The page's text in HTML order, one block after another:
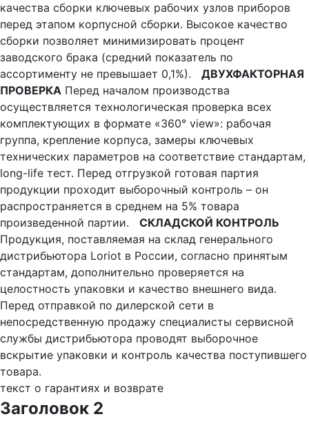
качества сборки ключевых рабочих узлов приборов
перед этапом корпусной сборки. Высокое качество
сборки позволяет минимизировать процент
заводского брака (средний показатель по
ассортименту не превышает 0,1%). ДВУХФАКТОРНАЯ
ПРОВЕРКА Перед началом производства
осуществляется технологическая проверка всех
комплектующих в формате «360° view»: рабочая
группа, крепление корпуса, замеры ключевых
технических параметров на соответствие стандартам,
long-life тест. Перед отгрузкой готовая партия
продукции проходит выборочный контроль – он
распространяется в среднем на 5% товара
произведенной партии. СКЛАДСКОЙ КОНТРОЛЬ
Продукция, поставляемая на склад генерального
дистрибьютора Loriot в России, согласно принятым
стандартам, дополнительно проверяется на
целостность упаковки и качество внешнего вида.
Перед отправкой по дилерской сети в
непосредственную продажу специалисты сервисной
службы дистрибьютора проводят выборочное
вскрытие упаковки и контроль качества поступившего
товара.
текст о гарантиях и возврате
Заголовок 2